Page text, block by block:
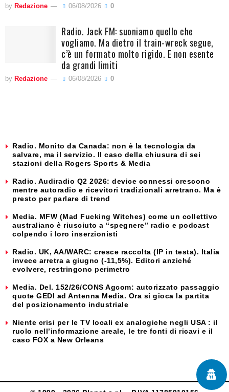
by Redazione 06/08/2026 0
Radio. Jack FM: suoniamo quello che
vogliamo. Ma dietro il train-wreck segue,
c’è un formato molto rigido. E non esente
da grandi limiti
by Redazione 06/08/2026 0
Radio. Monito da Canada: non è la tecnologia da
salvare, ma il servizio. Il caso della chiusura di sei
stazioni della Rogers Sports & Media
Radio. Audiradio Q2 2026: device connessi crescono
mentre autoradio e ricevitori tradizionali arretrano. Ma è
presto per parlare di trend
Media. MFW (Mad Fucking Witches) come un collettivo
australiano è riusciuto a “spegnere” radio e podcast
colpendo i loro inserzionisti
Radio. UK, AA/WARC: cresce raccolta (IP in testa). Italia
invece arretra a giugno (-11,5%). Editori anziché
evolvere, restringono perimetro
Media. Del. 152/26/CONS Agcom: autorizzato passaggio
quote GEDI ad Antenna Media. Ora si gioca la partita
del posizionamento industriale
Niente crisi per le TV locali ex analogiche negli USA : il
ruolo nell’informazione areale, le tre fonti di ricavi e il
caso FOX a New Orleans